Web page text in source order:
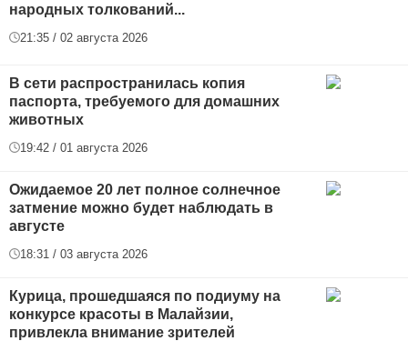
народных толкований...
21:35 / 02 августа 2026
В сети распространилась копия
паспорта, требуемого для домашних
животных
19:42 / 01 августа 2026
Ожидаемое 20 лет полное солнечное
затмение можно будет наблюдать в
августе
18:31 / 03 августа 2026
Курица, прошедшаяся по подиуму на
конкурсе красоты в Малайзии,
привлекла внимание зрителей